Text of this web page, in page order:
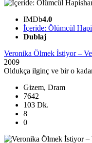
IMDb4.0
İçeride: Ölümcül
Dublaj
Veronika Ölmek İstiyor –
2009
Oldukça ilginç ve bir o
Gizem, Dram
7642
103 Dk.
8
0